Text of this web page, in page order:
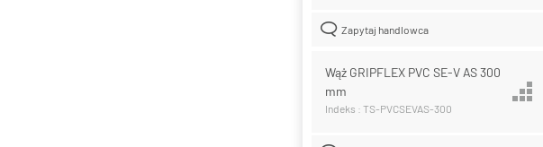
Zapytaj handlowca
Wąż GRIPFLEX PVC SE-V AS 300
mm
Indeks : TS-PVCSEVAS-300